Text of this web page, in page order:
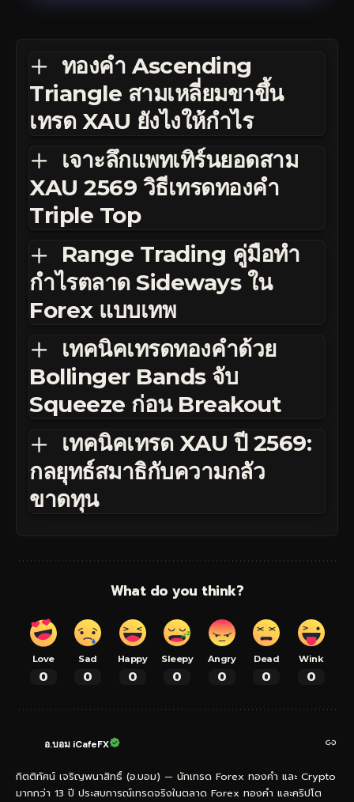
ทองคำ Ascending
Triangle สามเหลี่ยมขาขึ้น
เทรด XAU ยังไงให้กำไร
เจาะลึกแพทเทิร์นยอดสาม
XAU 2569 วิธีเทรดทองคำ
Triple Top
Range Trading คู่มือทำ
กำไรตลาด Sideways ใน
Forex แบบเทพ
เทคนิคเทรดทองคำด้วย
Bollinger Bands จับ
Squeeze ก่อน Breakout
เทคนิคเทรด XAU ปี 2569:
กลยุทธ์สมาธิกับความกลัว
ขาดทุน
What do you think?
Love
0
Sad
0
Happy
0
Sleepy
0
Angry
0
Dead
0
Wink
0
อ.บอม iCafeFX
กิตติทัศน์ เจริญพนาสิทธิ์ (อ.บอม) — นักเทรด Forex ทองคำ และ Crypto
มากกว่า 13 ปี ประสบการณ์เทรดจริงในตลาด Forex ทองคำ และคริปโต